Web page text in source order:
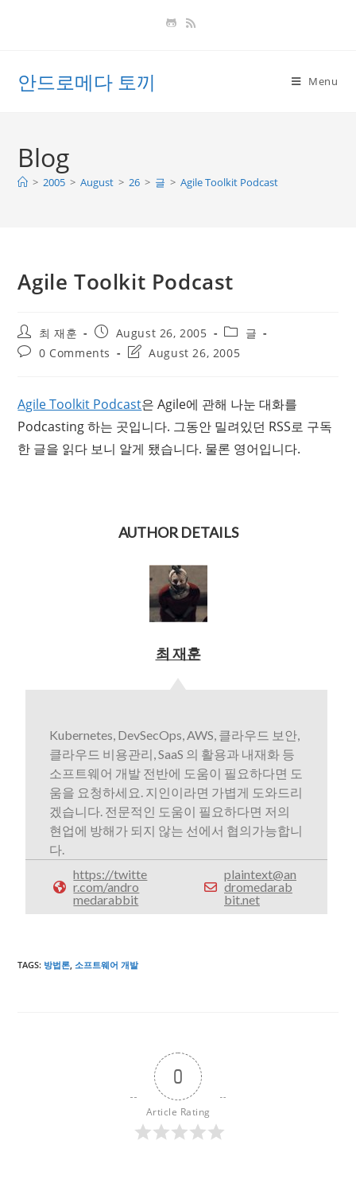
안드로메다 토끼 Menu
Blog
> 2005 > August > 26 > 글 > Agile Toolkit Podcast
Agile Toolkit Podcast
Post
author:
최 재훈
Post
published:
August 26, 2005
Post
category:
글
Post0 Comments
PostAugust 26, 2005
Agile Toolkit Podcast은 Agile에 관해 나눈 대화를
Podcasting 하는 곳입니다. 그동안 밀려있던 RSS로 구독
한 글을 읽다 보니 알게 됐습니다. 물론 영어입니다.
AUTHOR DETAILS
최 재훈
Kubernetes, DevSecOps, AWS, 클라우드 보안,
클라우드 비용관리, SaaS 의 활용과 내재화 등
소프트웨어 개발 전반에 도움이 필요하다면 도
움을 요청하세요. 지인이라면 가볍게 도와드리
겠습니다. 전문적인 도움이 필요하다면 저의
현업에 방해가 되지 않는 선에서 협의가능합니
다.
https://twitte
r.com/andro
medarabbit
plaintext@an
dromedarab
bit.net
TAGS: 방법론, 소프트웨어 개발
0
Article Rating